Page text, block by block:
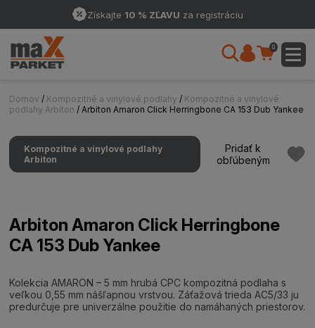
Získajte 10 % ZĽAVU za registráciu
0
Domov / Kompozitné a vinylové podlahy / Kompozitné a vinylové
podlahy Arbiton/ Arbiton Amaron Click Herringbone CA 153 Dub Yankee
Kompozitné a vinylové podlahy
Arbiton
Pridať k
obľúbeným
Arbiton Amaron Click Herringbone
CA 153 Dub Yankee
Kolekcia AMARON – 5 mm hrubá CPC kompozitná podlaha s
veľkou 0,55 mm nášľapnou vrstvou. Záťažová trieda AC5/33 ju
predurčuje pre univerzálne použitie do namáhaných priestorov.